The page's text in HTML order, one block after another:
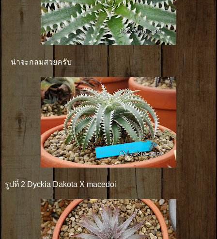
น่าจะกลมสวยครับ
รูปที่ 2 Dyckia Dakota X macedoi